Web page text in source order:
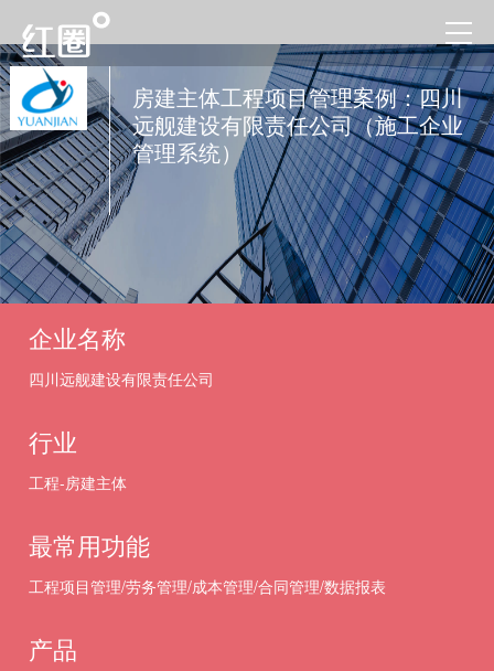
房建主体工程项目管理案例：四川
远舰建设有限责任公司（施工企业
管理系统）
企业名称
四川远舰建设有限责任公司
行业
工程-房建主体
最常用功能
工程项目管理/劳务管理/成本管理/合同管理/数据报表
产品